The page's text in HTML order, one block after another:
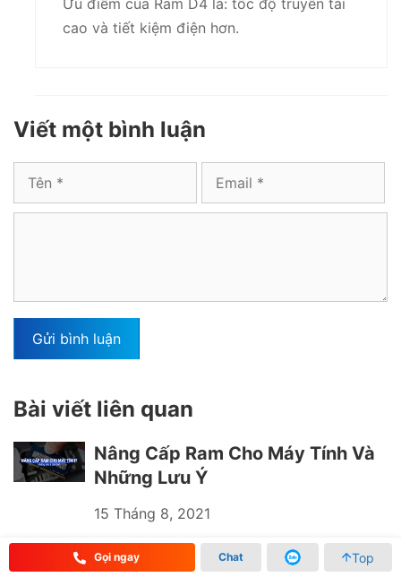
Ưu điểm của Ram D4 là: tốc độ truyền tải
cao và tiết kiệm điện hơn.
Viết một bình luận
Tên Email
Bài viết liên quan
Nâng Cấp Ram Cho Máy Tính Và
Những Lưu Ý
15 Tháng 8, 2021
Gọi ngay Chat Top